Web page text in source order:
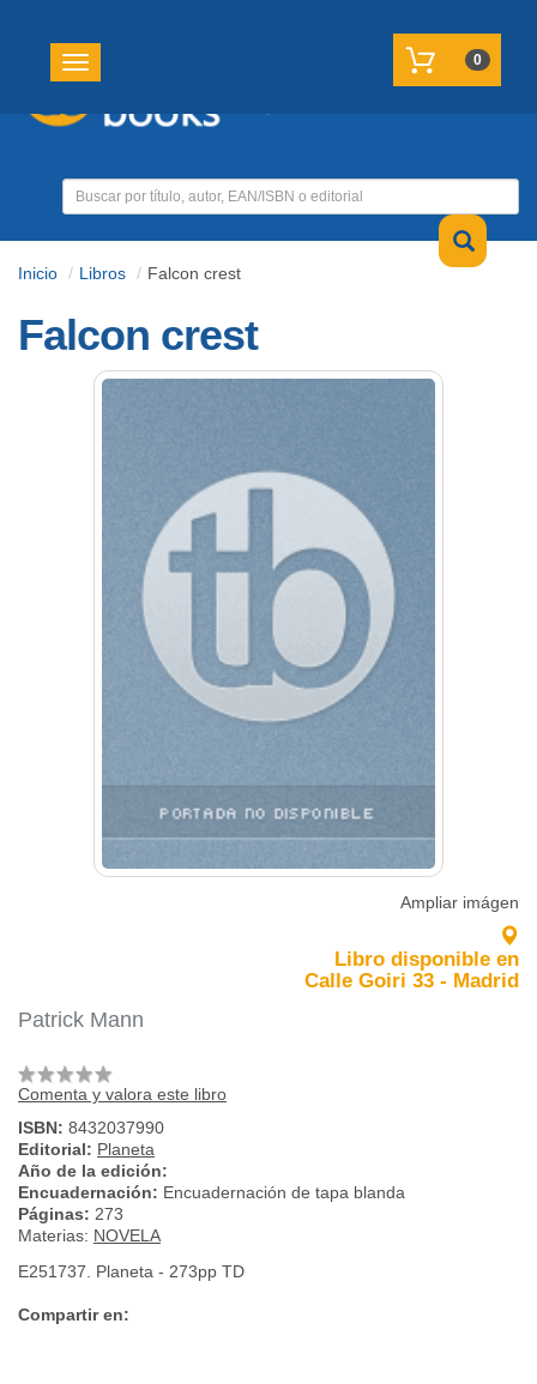
Toggle navigation 0
Inicio Libros Falcon crest
Falcon crest
Ampliar imágen
Libro disponible en
Calle Goiri 33 - Madrid
Patrick Mann
Comenta y valora este libro
ISBN: 8432037990
Editorial: Planeta
Año de la edición:
Encuadernación: Encuadernación de tapa blanda
Páginas: 273
Materias: NOVELA
E251737. Planeta - 273pp TD
Compartir en: